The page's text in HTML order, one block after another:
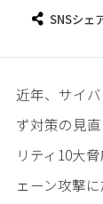
SNSシェ
近年、サイ
ず対策の見
リティ10大
ェーン攻撃